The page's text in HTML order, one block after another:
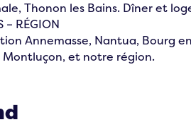
Thonon les Bains. Dîner et
– RÉGION
Annemasse, Nantua, Bourg
et notre région.